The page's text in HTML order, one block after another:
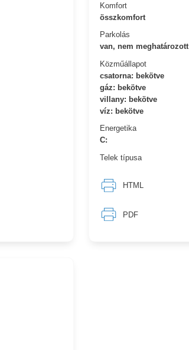
Komfort
összkomfort
Parkolás
van, nem meghatározott
Közműállapot
csatorna: bekötve
gáz: bekötve
villany: bekötve
víz: bekötve
Energetika
C:
Telek típusa
HTML
PDF